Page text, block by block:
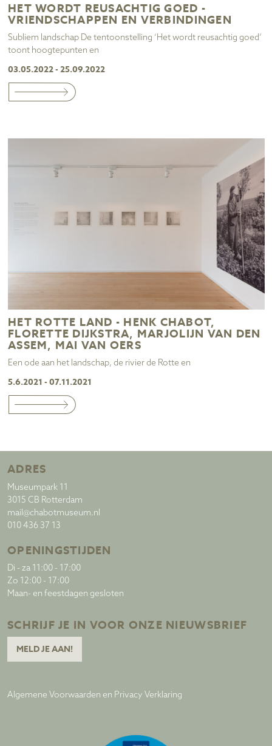
HET WORDT REUSACHTIG GOED -
VRIENDSCHAPPEN EN VERBINDINGEN
Subliem landschap De tentoonstelling ‘Het wordt reusachtig goed’
toont hoogtepunten en
03.05.2022 - 25.09.2022
HET ROTTE LAND - HENK CHABOT,
FLORETTE DIJKSTRA, MARJOLIJN VAN DEN
ASSEM, MAI VAN OERS
Een ode aan het landschap, de rivier de Rotte en
5.6.2021 - 07.11.2021
ADRES
Museumpark 11
3015 CB Rotterdam
mail@chabotmuseum.nl
010 436 37 13
OPENINGSTIJDEN
Di - za 11:00 - 17:00
Zo 12:00 - 17:00
Maan- en feestdagen gesloten
SCHRIJF JE IN VOOR ONZE NIEUWSBRIEF
MELD JE AAN!
Algemene Voorwaarden en Privacy Verklaring